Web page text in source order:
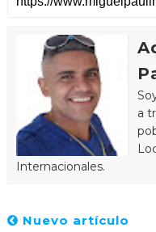
a
Internacionales.
Nuevo artículo